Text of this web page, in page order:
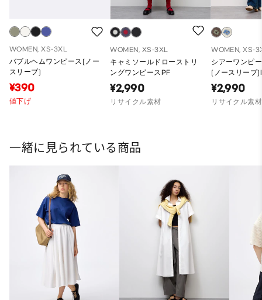
WOMEN, XS-3XL
バブルヘムワンピース(ノー
スリーブ)
¥390
値下げ
WOMEN, XS-3XL
キャミソールドローストリ
ングワンピースPF
¥2,990
リサイクル素材
WOMEN, XS-
シアーワンピ
(ノースリーブ
¥2,990
リサイクル素材
一緒に見られている商品